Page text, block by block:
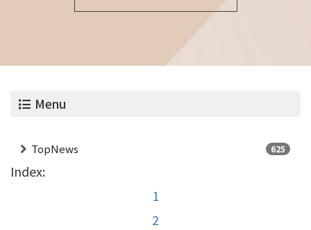
Menu
TopNews 625
Index:
1
2